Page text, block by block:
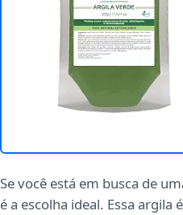
Se você está em busca de
é a escolha ideal. Essa